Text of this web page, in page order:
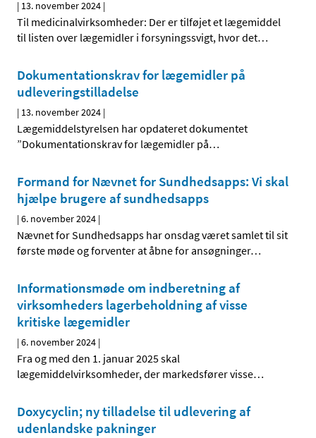
| 13. november 2024 |
Til medicinalvirksomheder: Der er tilføjet et lægemiddel
til listen over lægemidler i forsyningssvigt, hvor det…
Dokumentationskrav for lægemidler på
udleveringstilladelse
| 13. november 2024 |
Lægemiddelstyrelsen har opdateret dokumentet
”Dokumentationskrav for lægemidler på…
Formand for Nævnet for Sundhedsapps: Vi skal
hjælpe brugere af sundhedsapps
|6. november 2024 |
Nævnet for Sundhedsapps har onsdag været samlet til sit
første møde og forventer at åbne for ansøgninger…
Informationsmøde om indberetning af
virksomheders lagerbeholdning af visse
kritiske lægemidler
|6. november 2024 |
Fra og med den 1. januar 2025 skal
lægemiddelvirksomheder, der markedsfører visse…
Doxycyclin; ny tilladelse til udlevering af
udenlandske pakninger